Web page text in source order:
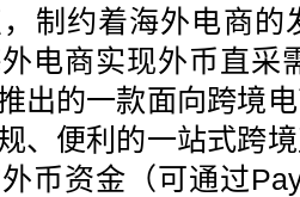
制约着海外电商的
电商实现外币直采
出的一款面向跨境
、便利的一站式跨
币资金（可通过